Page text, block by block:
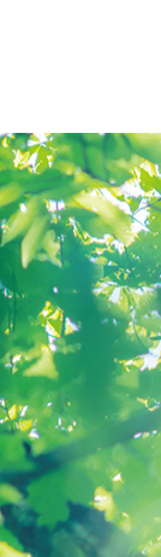
ンキャンパス
大学概要
大学概要
学長挨拶
学長エッ
情報公開
社会連
宮城県